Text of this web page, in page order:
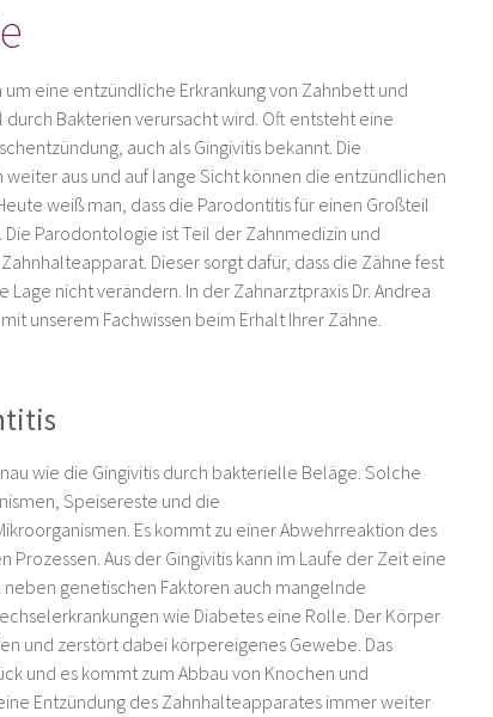
eine entzündliche Erkrankung von Zahnbett und
Bakterien verursacht wird. Oft entsteht eine
auch als Gingivitis bekannt. Die
aus und auf lange Sicht können die entzündlichen
weiß man, dass die Parodontitis für einen Großteil
Parodontologie ist Teil der Zahnmedizin und
Dieser sorgt dafür, dass die Zähne fest
nicht verändern. In der Zahnarztpraxis Dr. Andrea
unserem Fachwissen beim Erhalt Ihrer Zähne.
wie die Gingivitis durch bakterielle Beläge. Solche
Speisereste und die
Es kommt zu einer Abwehrreaktion des
Aus der Gingivitis kann im Laufe der Zeit eine
genetischen Faktoren auch mangelnde
wie Diabetes eine Rolle. Der Körper
und zerstört dabei körpereigenes Gewebe. Das
und es kommt zum Abbau von Knochen und
Entzündung des Zahnhalteapparates immer weiter